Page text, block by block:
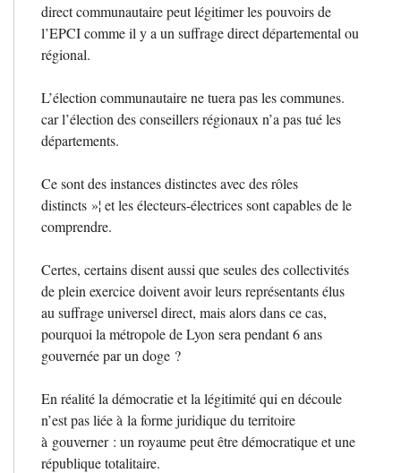
direct communautaire peut légitimer les pouvoirs de
l’EPCIcomme il y a un suffrage direct départemental ou
régional.
L’élection communautaire ne tuera pas les communes.
car l’élection des conseillers régionaux n’a pas tué les
départements.
Ce sont des instances distinctes avec des rôles
distincts »¦ et les électeurs-électrices sont capables de le
comprendre.
Certes, certains disent aussi que seules des collectivités
de plein exercice doivent avoir leurs représentants élus
au suffrage universel direct, mais alors dans ce cas,
pourquoi la métropole de Lyon sera pendant 6 ans
gouvernée par un doge ?
En réalité la démocratie et la légitimité qui en découle
n’est pas liée à la forme juridique du territoire
à gouverner : un royaume peut être démocratique et une
république totalitaire.